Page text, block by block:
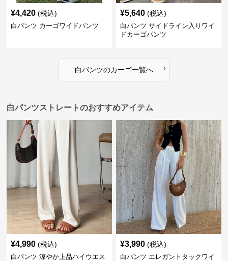
¥4,420 (税込)
白パンツ カーゴワイドパンツ
¥5,640 (税込)
白パンツ サイドライン入りワイ
ドカーゴパンツ
白パンツのカーゴ一覧へ ›
白パンツストレートのおすすめアイテム
¥4,990 (税込)
白パンツ 涼やか上品ハイウエス
¥3,990 (税込)
白パンツ エレガントタックワイ